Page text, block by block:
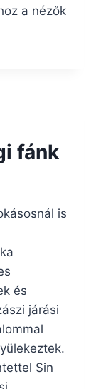
a nézők
fánk
is
és
járási
Sin